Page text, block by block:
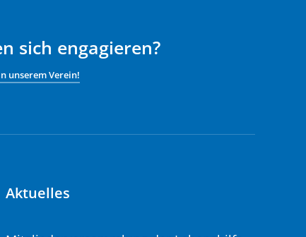
sich engagieren?
unserem Verein!
Aktuelles